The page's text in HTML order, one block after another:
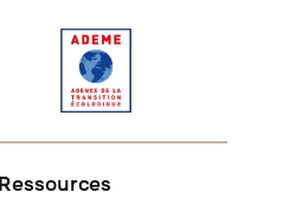
Ressources